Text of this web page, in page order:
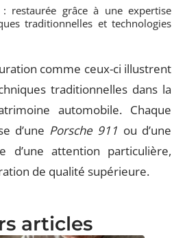
: restaurée grâce à une expertise
traditionnelles et technologies
comme ceux-ci illustrent
traditionnelles dans la
automobile. Chaque
d’une Porsche 911 ou d’une
d’une attention particulière,
de qualité supérieure.
articles